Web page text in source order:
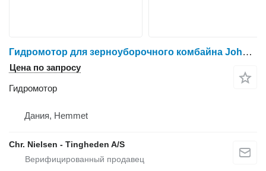
Гидромотор для зерноуборочного комбайна John Deere 9780
Цена по запросу
Гидромотор
Дания, Hemmet
Chr. Nielsen - Tingheden A/S